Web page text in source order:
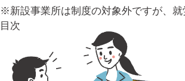
※新設事業所は制度の対象外ですが、就
目次